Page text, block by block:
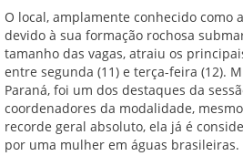
O local, amplamente conhecido como
devido à sua formação rochosa
tamanho das vagas, atraiu os
entre segunda (11) e terça-feira (12).
Paraná, foi um dos destaques da
coordenadores da modalidade,
recorde geral absoluto, ela já é
por uma mulher em águas brasileiras.